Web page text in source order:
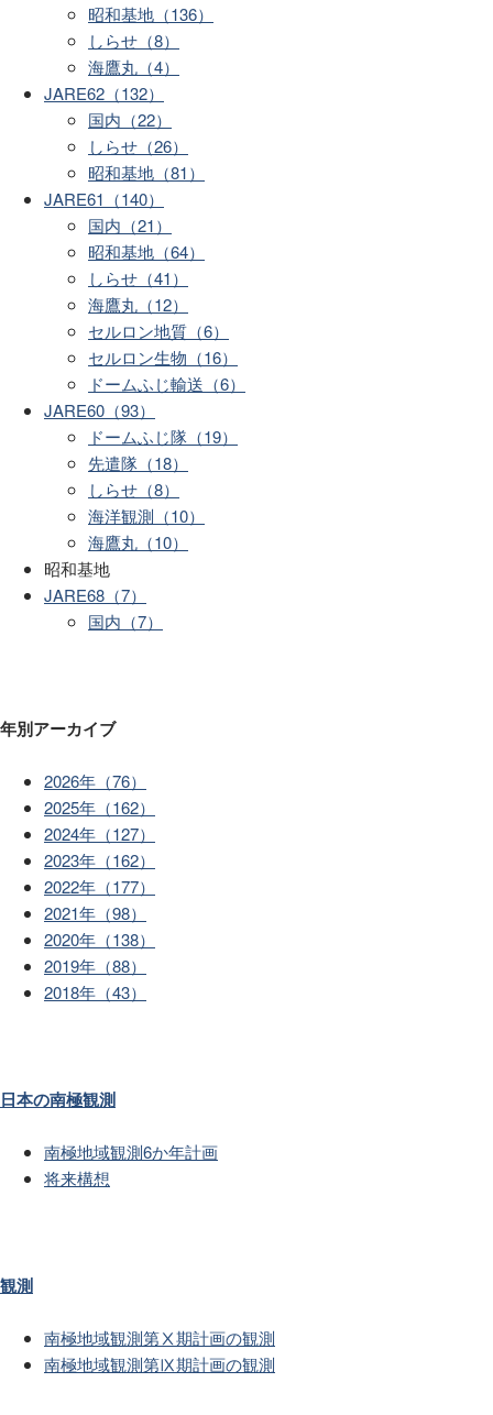
昭和基地（136）
しらせ（8）
海鷹丸（4）
JARE62（132）
国内（22）
しらせ（26）
昭和基地（81）
JARE61（140）
国内（21）
昭和基地（64）
しらせ（41）
海鷹丸（12）
セルロン地質（6）
セルロン生物（16）
ドームふじ輸送（6）
JARE60（93）
ドームふじ隊（19）
先遣隊（18）
しらせ（8）
海洋観測（10）
海鷹丸（10）
昭和基地
JARE68（7）
国内（7）
年別アーカイブ
2026年（76）
2025年（162）
2024年（127）
2023年（162）
2022年（177）
2021年（98）
2020年（138）
2019年（88）
2018年（43）
日本の南極観測
南極地域観測6か年計画
将来構想
観測
南極地域観測第Ⅹ期計画の観測
南極地域観測第Ⅸ期計画の観測